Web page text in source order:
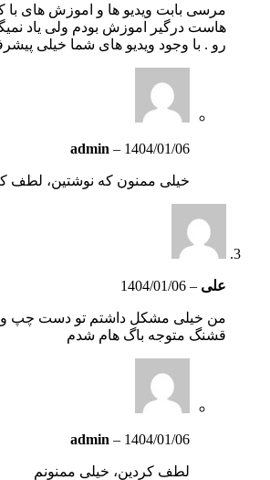
مرسی بابت ویدیو ها و اموزش های با
هاست درگیر اموزش بودم ولی یاد
رو . با وجود ویدیو های شما خیلی
admin – 1404/01/06
خیلی ممنون که نوشتین، لطف
علی –
1404/01/06
من خیلی مشکل داشتم تو دست چپ
قشنگ متوجه باگ هام شدم
admin – 1404/01/06
لطف کردین، خیلی ممنونم